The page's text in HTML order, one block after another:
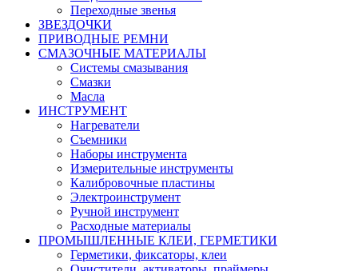
Переходные звенья
ЗВЕЗДОЧКИ
ПРИВОДНЫЕ РЕМНИ
СМАЗОЧНЫЕ МАТЕРИАЛЫ
Системы смазывания
Смазки
Масла
ИНСТРУМЕНТ
Нагреватели
Съемники
Наборы инструмента
Измерительные инструменты
Калибровочные пластины
Электроинструмент
Ручной инструмент
Расходные материалы
ПРОМЫШЛЕННЫЕ КЛЕИ, ГЕРМЕТИКИ
Герметики, фиксаторы, клеи